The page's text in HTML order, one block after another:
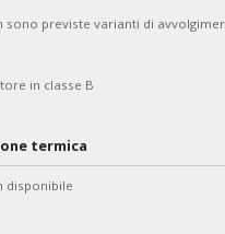
sono previste varianti di
in classe B
termica
disponibile